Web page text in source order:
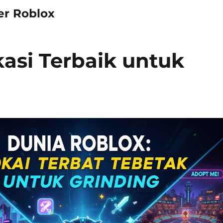
Roblox
Terbaik untuk